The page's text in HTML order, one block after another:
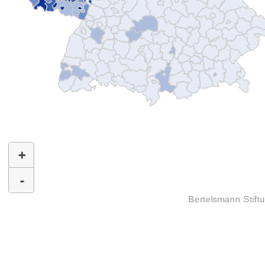
+
-
Bertelsmann